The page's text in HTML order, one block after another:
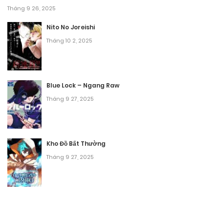
Tháng 9 26, 2025
Nito No Joreishi
Tháng 10 2, 2025
Blue Lock – Ngang Raw
Tháng 9 27, 2025
Kho Đồ Bất Thường
Tháng 9 27, 2025